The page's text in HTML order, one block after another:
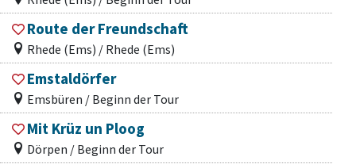
Route der Freundschaft
Rhede (Ems) / Rhede (Ems)
Emstaldörfer
Emsbüren / Beginn der Tour
Mit Krüz un Ploog
Dörpen / Beginn der Tour